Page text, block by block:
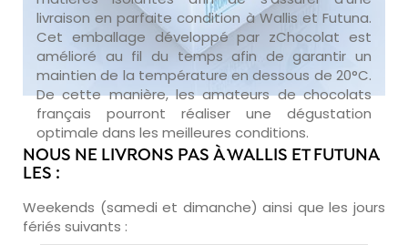
livraison en parfaite condition à Wallis et Futuna.
Cet emballage développé par zChocolat est
amélioré au fil du temps afin de garantir un
maintien de la température en dessous de 20°C.
De cette manière, les amateurs de chocolats
français pourront réaliser une dégustation
optimale dans les meilleures conditions.
NOUS NE LIVRONS PAS À WALLIS ET FUTUNA
LES :
Weekends (samedi et dimanche) ainsi que les jours
fériés suivants :